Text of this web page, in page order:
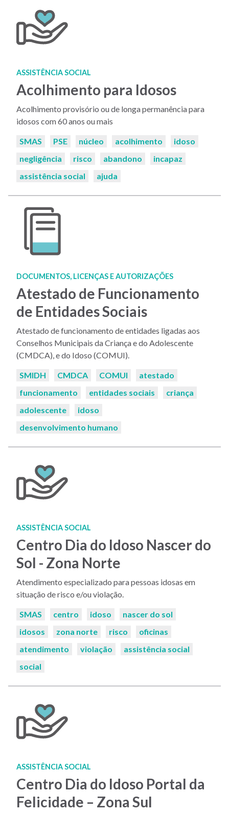
ASSISTÊNCIA SOCIAL
Acolhimento para Idosos
Acolhimento provisório ou de longa permanência para
idosos com 60 anos ou mais
Palavras-
SMAS PSE núcleo acolhimento
idoso
negligência
risco abandono
incapaz
assistência social
ajuda
DOCUMENTOS, LICENÇAS E AUTORIZAÇÕES
Atestado de Funcionamento
de Entidades Sociais
Atestado de funcionamento de entidades ligadas aos
Conselhos Municipais da Criança e do Adolescente
(CMDCA), e do Idoso (COMUI).
Palavras-
SMIDH CMDCA COMUI
atestado
funcionamento
entidades sociais
criança
adolescente
idoso
desenvolvimento humano
ASSISTÊNCIA SOCIAL
Centro Dia do Idoso Nascer do
Sol - Zona Norte
Atendimento especializado para pessoas idosas em
situação de risco e/ou violação.
Palavras-
SMAS centro idoso
nascer do sol
idosos
zona norte risco
oficinas
atendimento
violação
assistência social
social
ASSISTÊNCIA SOCIAL
Centro Dia do Idoso Portal da
Felicidade – Zona Sul